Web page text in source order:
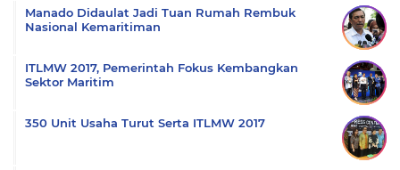
Manado Didaulat Jadi Tuan Rumah Rembuk
Nasional Kemaritiman
ITLMW 2017, Pemerintah Fokus Kembangkan
Sektor Maritim
350 Unit Usaha Turut Serta ITLMW 2017